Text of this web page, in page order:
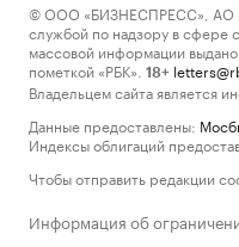
© ООО «БИЗНЕСПРЕСС», АО
службой по надзору в сфере
массовой информации
пометкой «РБК».
18+
Владельцем сайта является
Данные предоставлены:
Индексы облигаций
Чтобы отправить редакции
Информация об